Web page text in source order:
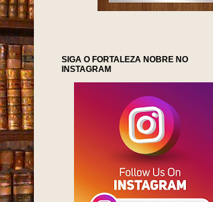
SIGA O FORTALEZA NOBRE NO
INSTAGRAM